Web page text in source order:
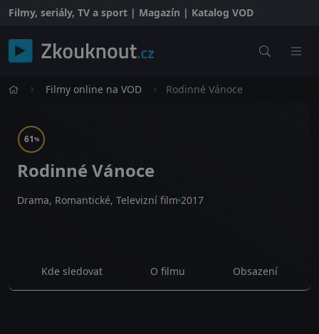
Filmy, seriály, TV a sport | Magazín | Katalog VOD
Filmy online na VOD Rodinné Vánoce
61%
Rodinné Vánoce
Drama, Romantické, Televizní film 2017
Kde sledovat O filmu Obsazení